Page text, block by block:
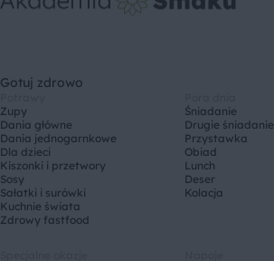
Gotuj zdrowo
Zupy
Dania główne
Dania jednogarnkowe
Dla dzieci
Kiszonki i przetwory
Sosy
Sałatki i surówki
Kuchnie świata
Zdrowy fastfood
Śniadanie
Drugie śniadanie
Przystawka
Obiad
Lunch
Deser
Kolacja